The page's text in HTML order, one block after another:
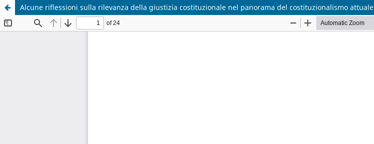
Alcune riflessioni sulla rilevanza della giustizia costituzionale nel panorama del costituzionalismo attuale